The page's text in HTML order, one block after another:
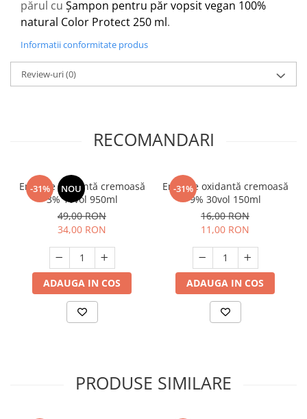
părul cu Șampon pentru păr vopsit vegan 100%
natural Color Protect 250 ml.
Informatii conformitate produs
Review-uri(0)
RECOMANDARI
-31% NOU
Emulsie oxidantă cremoasă
3% 10vol 950ml
49,00 RON
34,00 RON
ADAUGA IN COS
-31%
Emulsie oxidantă cremoasă
9% 30vol 150ml
16,00 RON
11,00 RON
ADAUGA IN COS
PRODUSE SIMILARE